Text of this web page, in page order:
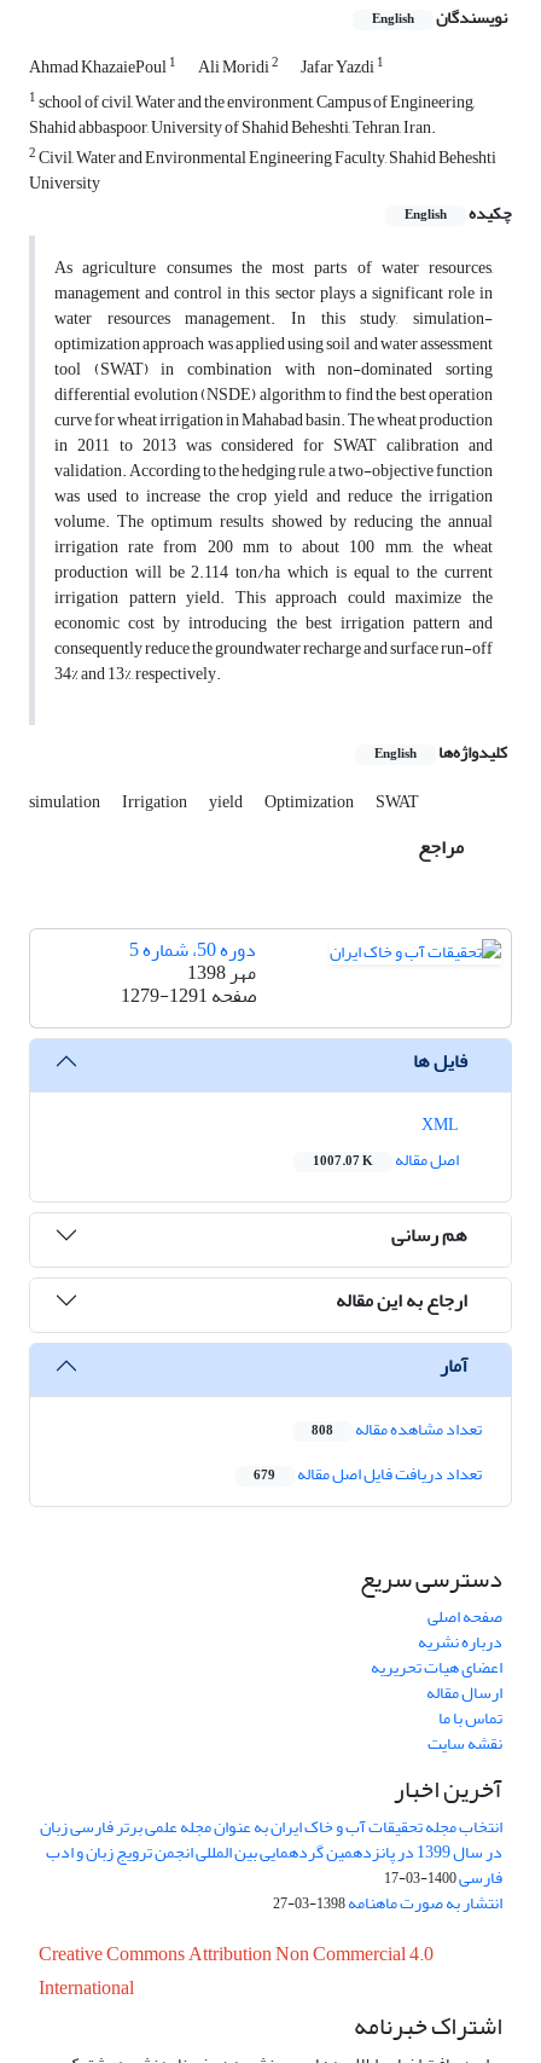
نویسندگان English
Ahmad KhazaiePoul1 Ali Moridi2 Jafar Yazdi1
1school of civil, Water and the environment, Campus of Engineering,
Shahid abbaspoor, University of Shahid Beheshti, Tehran, Iran.
2Civil, Water and Environmental Engineering Faculty, Shahid Beheshti
University
چکیده
English
As agriculture consumes the most parts of water resources,
management and control in this sector plays a significant role in
water resources management. In this study, simulation-
optimization approach was applied using soil and water assessment
tool (SWAT) in combination with non-dominated sorting
differential evolution (NSDE) algorithm to find the best operation
curve for wheat irrigation in Mahabad basin. The wheat production
in 2011 to 2013 was considered for SWAT calibration and
validation. According to the hedging rule, a two-objective function
was used to increase the crop yield and reduce the irrigation
volume. The optimum results showed by reducing the annual
irrigation rate from 200 mm to about 100 mm, the wheat
production will be 2.114 ton/ha which is equal to the current
irrigation pattern yield. This approach could maximize the
economic cost by introducing the best irrigation pattern and
consequently reduce the groundwater recharge and surface run-off
34% and 13%, respectively.
کلیدواژه‌ها English
simulation Irrigation yield Optimization SWAT
مراجع
دوره 50، شماره 5
مهر 1398
صفحه1279-1291
فایل ها
اصل مقاله
1007.07 K
هم رسانی
ارجاع به این مقاله
آمار
تعداد مشاهده مقاله 808
تعداد دریافت فایل اصل مقاله 679
دسترسی سریع
صفحه اصلی
درباره نشریه
اعضای هیات تحریریه
ارسال مقاله
تماس با ما
نقشه سایت
آخرین اخبار
انتخاب مجله تحقیقات آب و خاک ایران به عنوان مجله علمی برتر فارسی زبان
در سال 1399 در پانزدهمین گردهمایی بین المللی انجمن ترویج زبان و ادب
فارسی1400-03-17
انتشار به صورت ماهنامه1398-03-27
Creative Commons Attribution Non Commercial 4.0
International
اشتراک خبرنامه